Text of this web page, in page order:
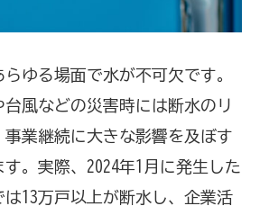
ゆる場面で水が不可欠です。
台風などの災害時には断水のリ
事業継続に大きな影響を及ぼす
。実際、2024年1月に発生した
13万戸以上が断水し、企業活